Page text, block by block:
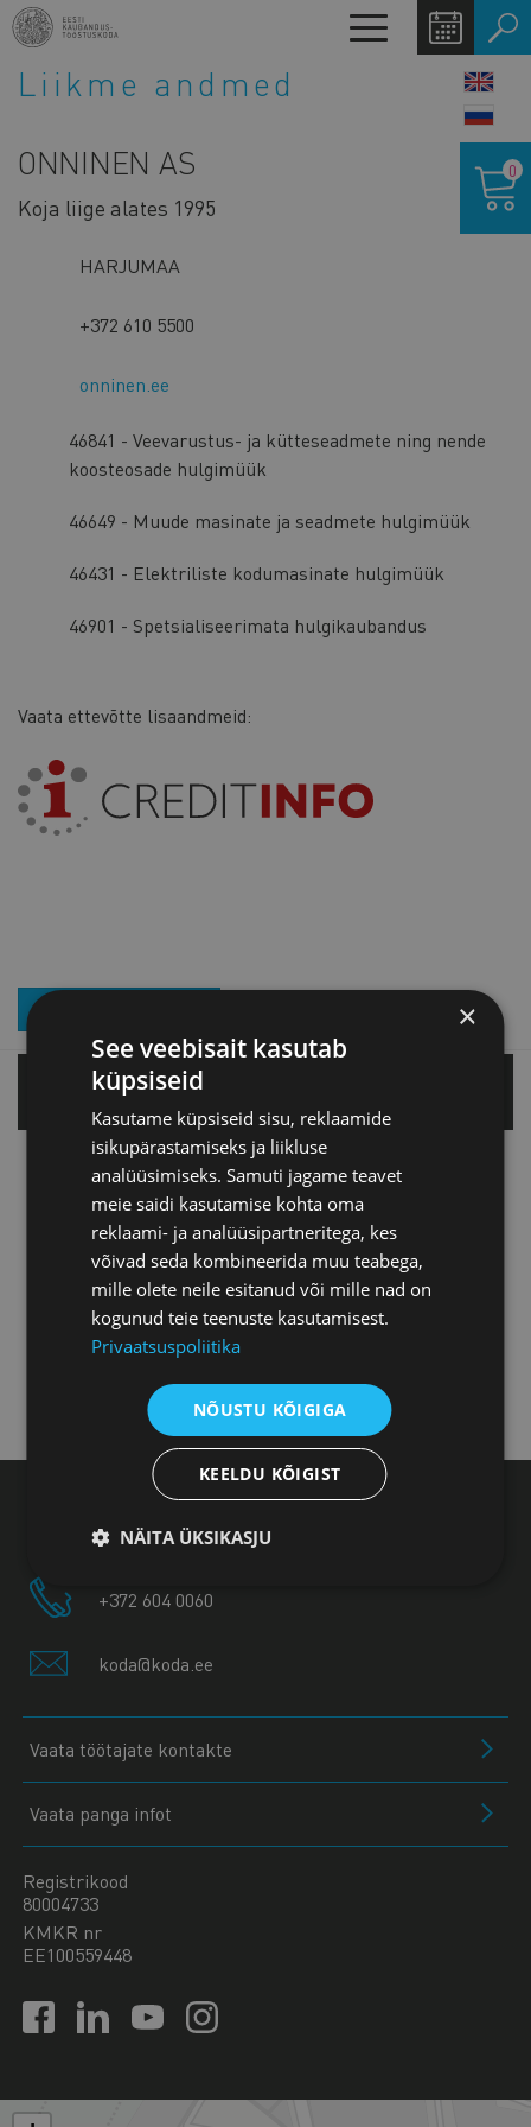
Liigu
edasi
põhisisu
juurde
Toggle
navigation
Liikme andmed
ONNINEN AS
Koja liige alates 1995
HARJUMAA
+372 610 5500
onninen.ee
46841 - Veevarustus- ja kütteseadmete ning nende
koosteosade hulgimüük
46649 - Muude masinate ja seadmete hulgimüük
46431 - Elektriliste kodumasinate hulgimüük
46901 - Spetsialiseerimata hulgikaubandus
Vaata ettevõtte lisaandmeid:
0
LIITU UUDISKIRJAGA
Tallinnas
Tartu esindus
Pärnu esindus
Jõhvi esindus
Kuressaare esindus
Eesti Kaubandus-Tööstuskoda, Toom-Kooli 17,
10130 Tallinn
+372 604 0060
koda@koda.ee
Vaata töötajate kontakte
Vaata panga infot
Registrikood
80004733
KMKR nr
EE100559448
×
See veebisait kasutab
küpsiseid
Kasutame küpsiseid sisu, reklaamide
isikupärastamiseks ja liikluse
analüüsimiseks. Samuti jagame teavet
meie saidi kasutamise kohta oma
reklaami- ja analüüsipartneritega, kes
võivad seda kombineerida muu teabega,
mille olete neile esitanud või mille nad on
kogunud teie teenuste kasutamisest.
Privaatsuspoliitika
NÕUSTU KÕIGIGA
KEELDU KÕIGIST
NÄITA ÜKSIKASJU